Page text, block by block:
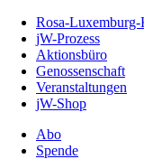
Inhalt
Seite
Rosa-
jW-Prozess
Aktionsbüro
Genossenschaft
Veranstaltungen
jW-Shop
Abo
Spende